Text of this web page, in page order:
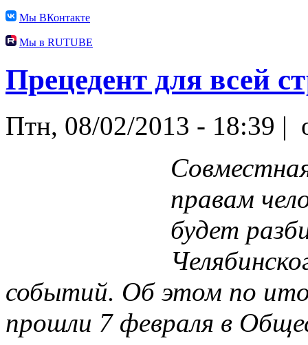
Мы ВКонтакте
Мы в RUTUBE
Прецедент для всей
Птн, 08/02/2013 - 18:39 |
правам
будет
событий. Об этом по
прошли 7 февраля в